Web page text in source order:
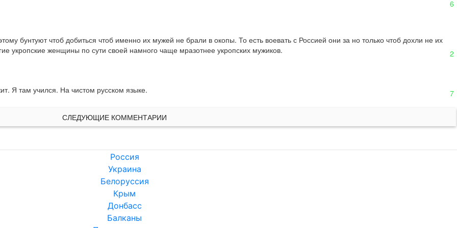
6
бунтуют чтоб добиться чтоб именно их мужей не брали в окопы. То есть воевать с Россией они за но только чтоб дохли не их
укропские женщины по сути своей намного чаще мразотнее укропских мужиков.
2
Я там учился. На чистом русском языке. 7
СЛЕДУЮЩИЕ КОММЕНТАРИИ
Россия
Украина
Белоруссия
Крым
Донбасс
Балканы